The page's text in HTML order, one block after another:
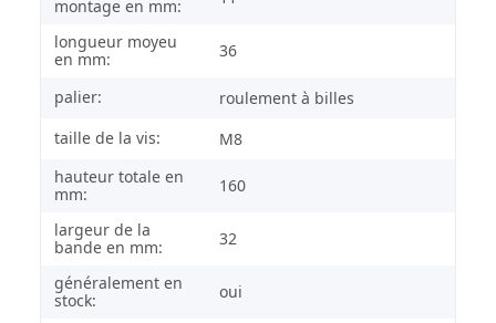
montage en mm:
longueur moyeu
en mm:
36
palier:
roulement à billes
taille de la vis:
M8
hauteur totale en
mm:
160
largeur de la
bande en mm:
32
généralement en
stock:
oui